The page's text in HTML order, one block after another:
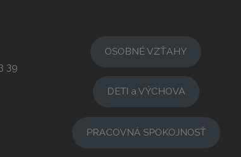
39
OSOBNÉ VZŤAHY
DETI a VÝCHOVA
PRACOVNÁ SPOKOJNOSŤ